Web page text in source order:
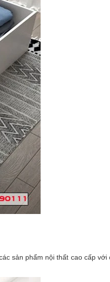
sản phẩm nội thất cao cấp